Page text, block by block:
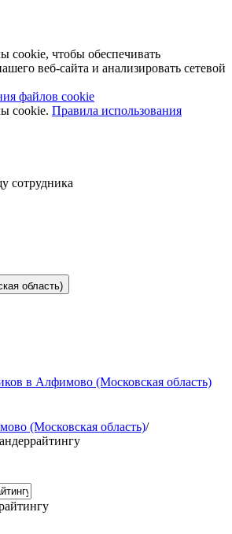
cookie, чтобы обеспечивать
веб-сайта и анализировать сетевой
файлов cookie
cookie. Правила использования
сотрудника
область)
в Алфимово (Московская область)
(Московская область)/